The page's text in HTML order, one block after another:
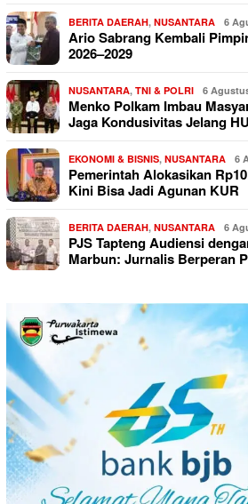
BERITA DAERAH, NUSANTARA 6
Ario Sabrang Kembali
2026–2029
NUSANTARA, TNI & POLRI 6
Menko Polkam Imbau
Jaga Kondusivitas Jelang
EKONOMI & BISNIS, NUSANTARA 6
Pemerintah Alokasikan
Kini Bisa Jadi Agunan KUR
BERITA DAERAH, NUSANTARA 6
PJS Tapteng Audiensi
Marbun: Jurnalis Berperan